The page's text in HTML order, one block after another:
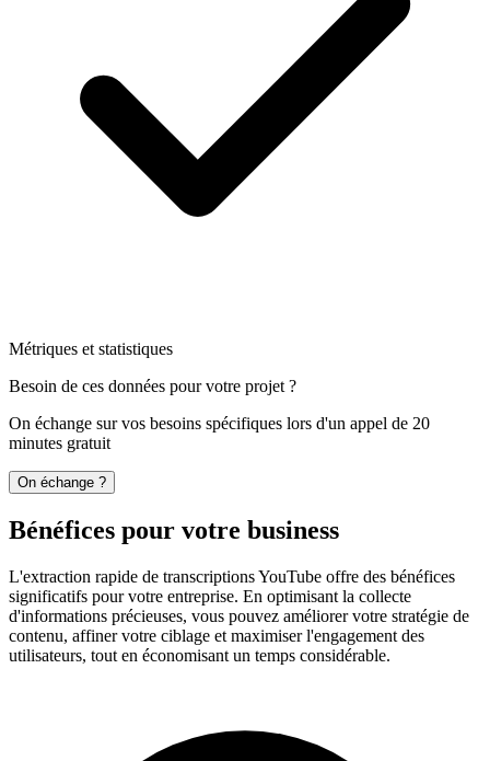
Métriques et statistiques
Besoin de ces données pour votre projet ?
On échange sur vos besoins spécifiques lors d'un appel de 20
minutes gratuit
On échange ?
Bénéfices pour votre business
L'extraction rapide de transcriptions YouTube offre des bénéfices
significatifs pour votre entreprise. En optimisant la collecte
d'informations précieuses, vous pouvez améliorer votre stratégie de
contenu, affiner votre ciblage et maximiser l'engagement des
utilisateurs, tout en économisant un temps considérable.